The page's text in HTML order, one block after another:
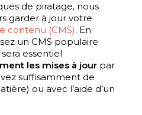
de piratage, nous
garder à jour votre
contenu (CMS). En
un CMS populaire
essentiel
les mises à jourpar
suffisamment de
ou avec l’aide d’un